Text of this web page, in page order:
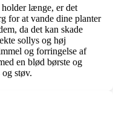
længe, er det
for at vande dine planter
da det kan skade
sollys og høj
og forringelse af
en blød børste og
støv.